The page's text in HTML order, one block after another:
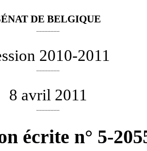
DE BELGIQUE
2010-2011
8 avril 2011
écrite n° 5-